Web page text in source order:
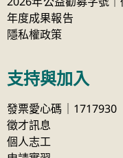
年度成果報告
隱私權政策
支持與加入
發票愛心碼｜1717930
徵才訊息
個人志工